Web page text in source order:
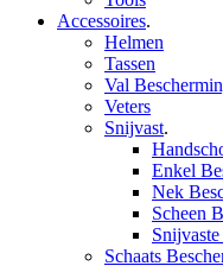
Accessoires.
Helmen
Tassen
Val
Veters
Snijvast.
Enkel
Nek
Scheen
Schaats